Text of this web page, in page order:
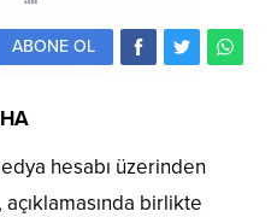
ABONE OL
hesabı üzerinden
birlikte